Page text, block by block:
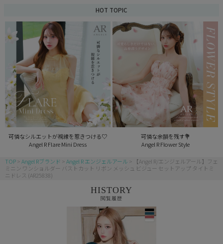
HOT TOPIC
可憐なシルエットが視線を惹きつける♡
Angel R Flare Mini Dress
可憐な余韻を残す💐
Angel R Flower Style
TOP Angel Rブランド Angel R エンジェルアール
【Angel R/エンジェルアール】フェ
ミニン ワンショルダー バストカット リボン メッシュ ビジュー セットアップ タイトミ
ニドレス (AR25838)
HISTORY
閲覧履歴